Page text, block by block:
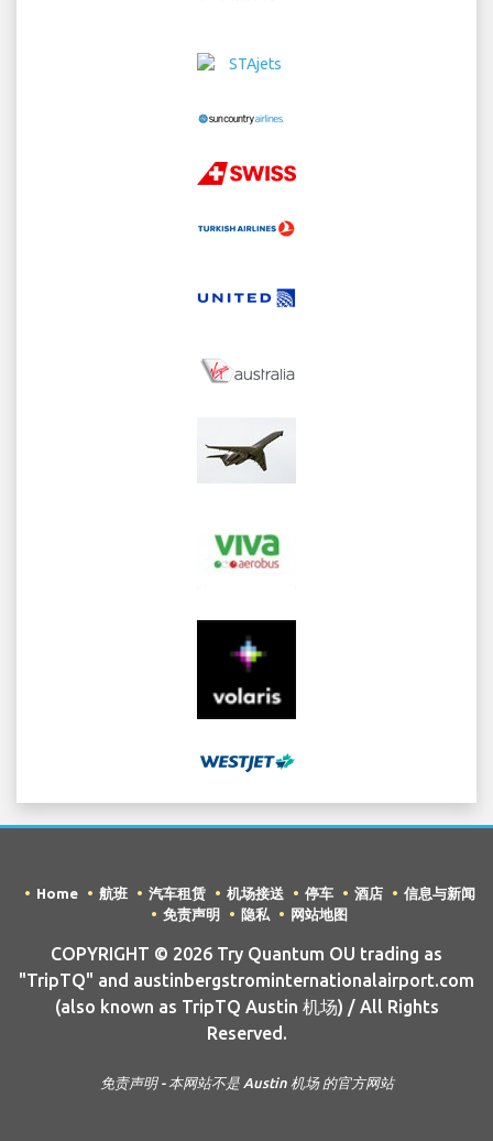
Home 航班 汽车租赁 机场接送 停车 酒店
信息与新闻
免责声明
隐私 网站地图
COPYRIGHT © 2026 Try Quantum OU trading as
"TripTQ" and austinbergstrominternationalairport.com
(also known as TripTQ Austin 机场) / All Rights
Reserved.
免责声明 - 本网站不是 Austin 机场 的官方网站